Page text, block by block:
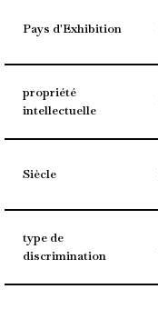
Pays d'Exhibition
propriété
intellectuelle
Siècle
type de
discrimination